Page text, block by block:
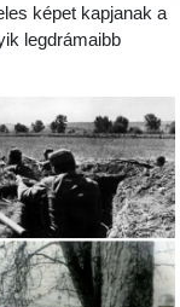
képet kapjanak a
legdrámaibb